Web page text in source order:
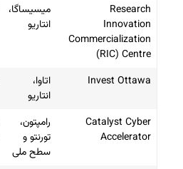
Research
Innovation
Commercialization
(RIC) Centre
میسیساگا،
انتاریو
Invest Ottawa
اتاوا،
انتاریو
Catalyst Cyber
Accelerator
رامپتون،
تورنتو و
سطح ملی